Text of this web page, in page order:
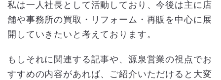
私は一人社長として活動しており、今後は主に店
舗や事務所の買取・リフォーム・再販を中心に展
開していきたいと考えております。
もしそれに関連する記事や、源泉営業の視点でお
すすめの内容があれば、ご紹介いただけると大変